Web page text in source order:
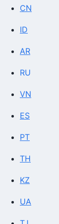
CN
ID
AR
RU
VN
ES
PT
TH
KZ
UA